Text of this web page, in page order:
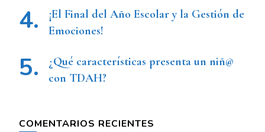
¡El Final del Año Escolar y la Gestión de
Emociones!
¿Qué características presenta un niñ@
con TDAH?
COMENTARIOS RECIENTES